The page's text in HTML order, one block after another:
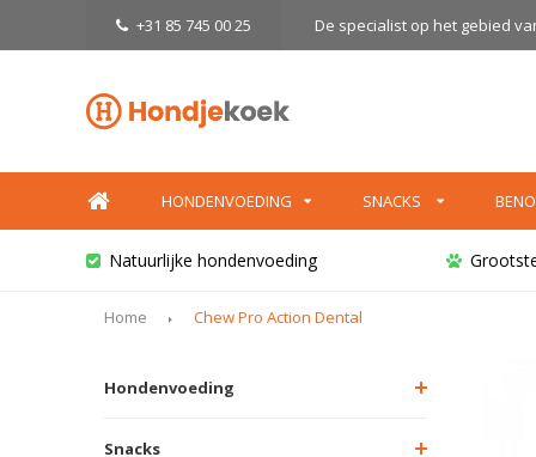
+31 85 745 00 25 De specialist op het gebied
HONDENVOEDING SNACKS
Natuurlijke hondenvoeding
Home Chew Pro Action Dental
Hondenvoeding
Snacks